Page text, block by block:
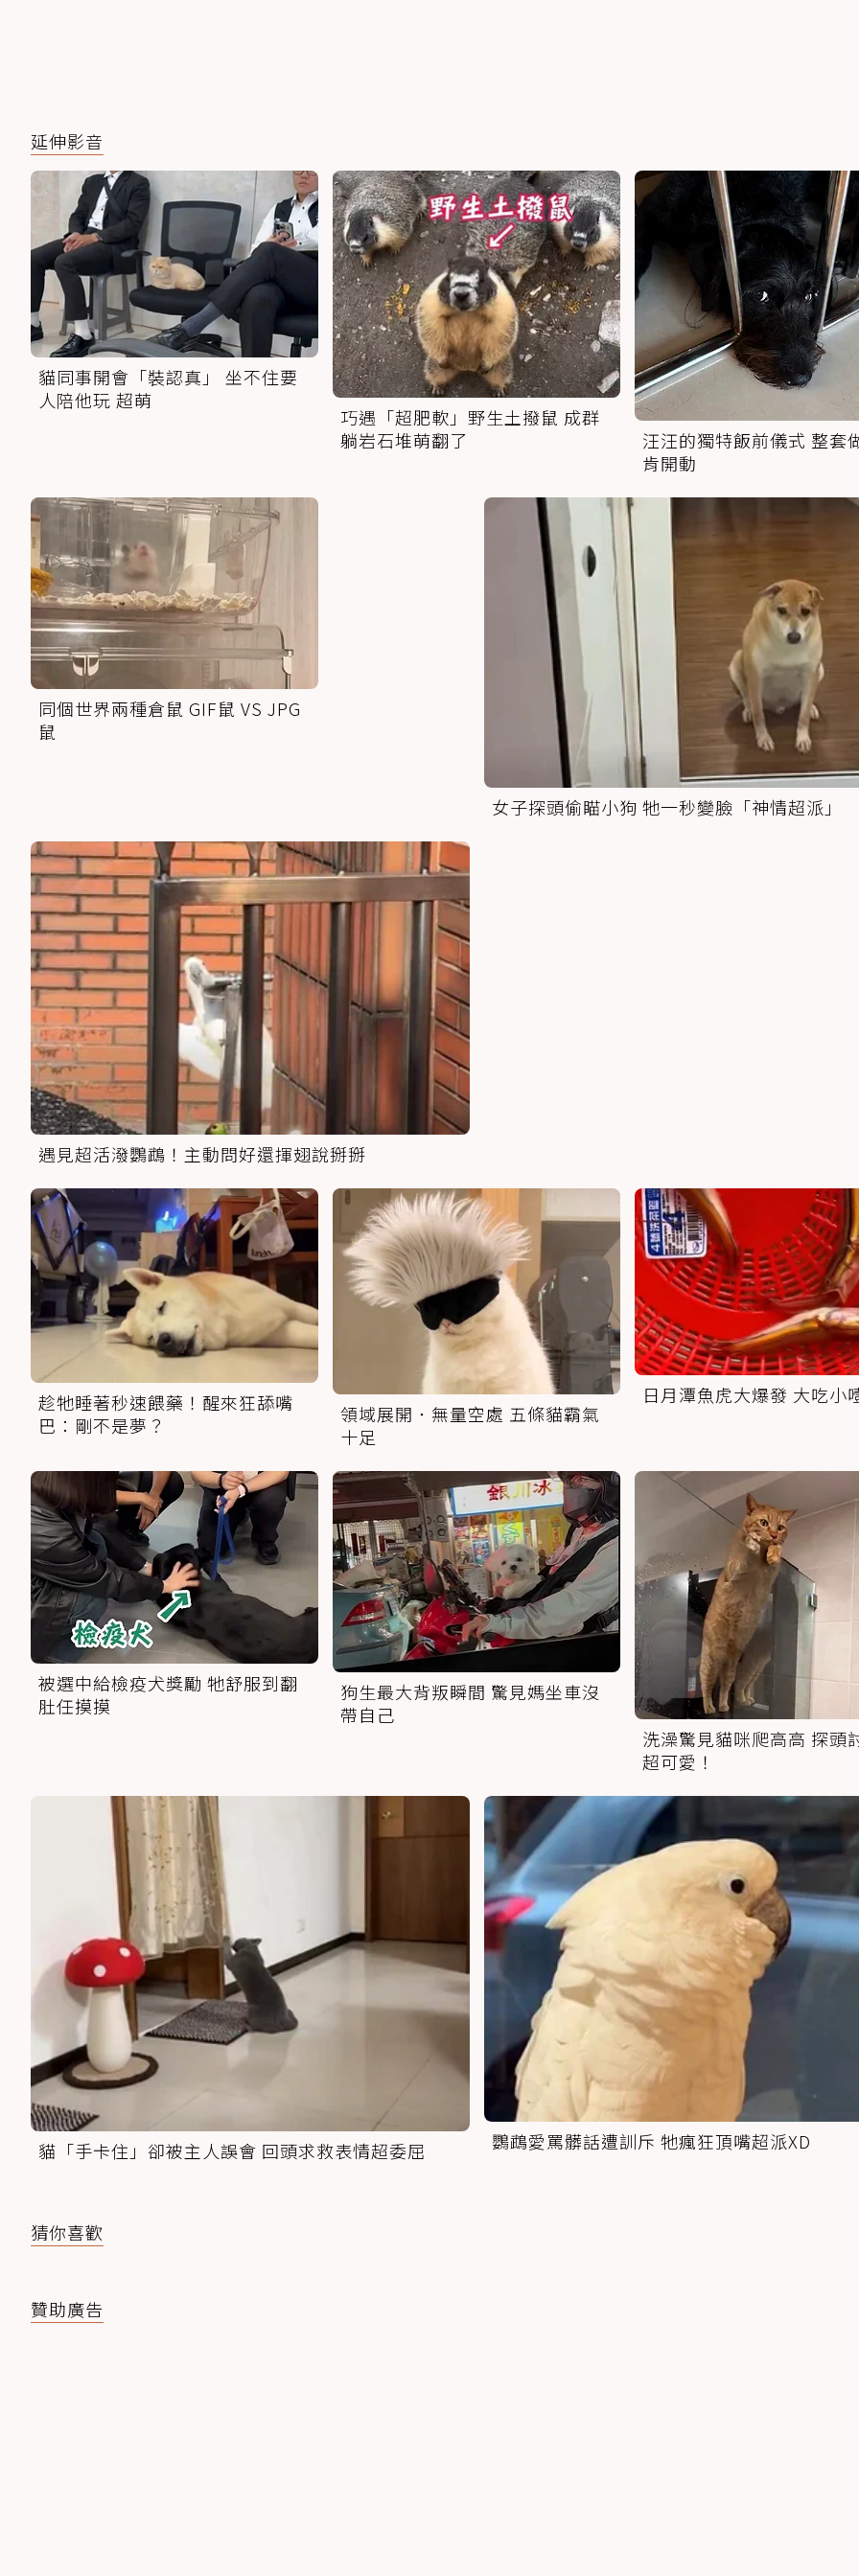
延伸影音
貓同事開會「裝認真」 坐不住要
人陪他玩 超萌
巧遇「超肥軟」野生土撥鼠 成群
躺岩石堆萌翻了
汪汪的獨特飯前儀式 整套
肯開動
同個世界兩種倉鼠 GIF鼠 VS JPG
鼠
女子探頭偷瞄小狗 牠一秒變臉「神情超派」
遇見超活潑鸚鵡！主動問好還揮翅說掰掰
趁牠睡著秒速餵藥！醒來狂舔嘴
巴：剛不是夢？
領域展開．無量空處 五條貓霸氣
十足
日月潭魚虎大爆發 大吃小
被選中給檢疫犬獎勵 牠舒服到翻
肚任摸摸
狗生最大背叛瞬間 驚見媽坐車沒
帶自己
洗澡驚見貓咪爬高高 探頭
超可愛！
貓「手卡住」卻被主人誤會 回頭求救表情超委屈 鸚鵡愛罵髒話遭訓斥 牠瘋狂頂嘴超派XD
猜你喜歡
贊助廣告